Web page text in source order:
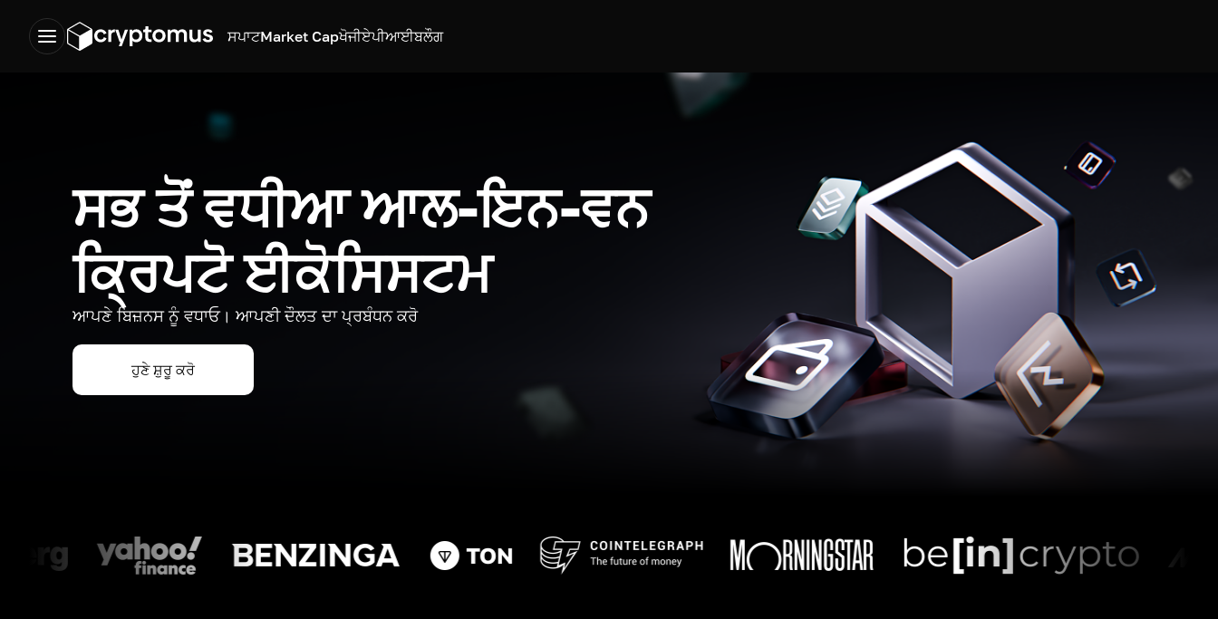
ਸਪਾਟMarket Capਖੋਜੀਏਪੀਆਈਬਲੌਗ
ਸਭ ਤੋਂ ਵਧੀਆ ਆਲ-ਇਨ-ਵਨ
ਕ੍ਰਿਪਟੋ ਈਕੋਸਿਸਟਮ
ਆਪਣੇ ਬਿਜ਼ਨਸ ਨੂੰ ਵਧਾਓ। ਆਪਣੀ ਦੌਲਤ ਦਾ ਪ੍ਰਬੰਧਨ ਕਰੋ
ਹੁਣੇ ਸ਼ੁਰੂ ਕਰੋ